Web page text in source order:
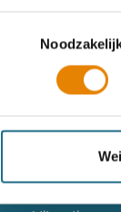
Vind